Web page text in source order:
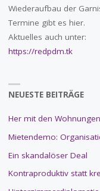
Wiederaufbau der
Termine gibt es hier.
Aktuelles auch unter:
https://redpdm.tk
NEUESTE BEITRÄGE
Her mit den
Mietendemo:
Ein skandalöser Deal
Kontraproduktiv statt